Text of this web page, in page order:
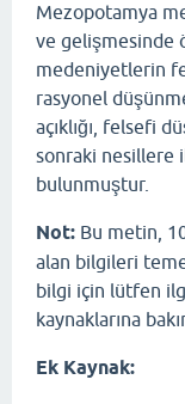
Mezopotamya
ve gelişmesinde
medeniyetlerin
rasyonel
açıklığı, felsefi
sonraki nesillere
bulunmuştur.
Not: Bu metin,
alan bilgileri
bilgi için lütfen
kaynaklarına
Ek Kaynak: